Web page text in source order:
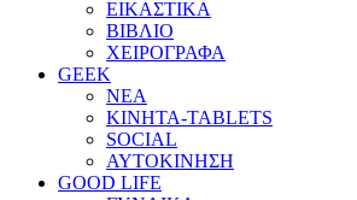
ΕΙΚΑΣΤΙΚΑ
ΒΙΒΛΙΟ
ΧΕΙΡΟΓΡΑΦΑ
GEEK
ΝΕΑ
ΚΙΝΗΤΑ-TABLETS
SOCIAL
ΑΥΤΟΚΙΝΗΣΗ
GOOD LIFE